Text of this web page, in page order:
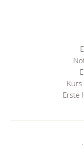
Erste